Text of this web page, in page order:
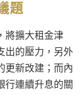
題
將擴大租金津
出的壓力，另外
更新改建；而內
行連續升息的關